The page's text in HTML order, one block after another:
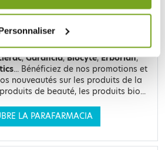
et promotions ainsi que toutes vos
Filorga,Nuxe,Caudalie,Rosebaie,
,Garancia,Biocyte,Erborian,
... Bénéficiez de nos promotions et
nouveautés sur les produits de la
de beauté, les produits bio...
LA PARAFARMACIA